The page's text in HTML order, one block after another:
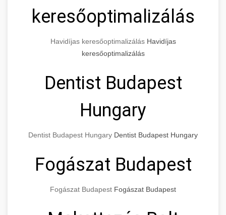
keresőoptimalizálás
Havidíjas keresőoptimalizálásHavidíjas
keresőoptimalizálás
Dentist Budapest
Hungary
Dentist Budapest Hungary Dentist Budapest Hungary
Fogászat Budapest
Fogászat Budapest Fogászat Budapest